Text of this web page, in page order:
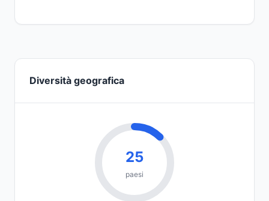
Diversità geografica
25
paesi